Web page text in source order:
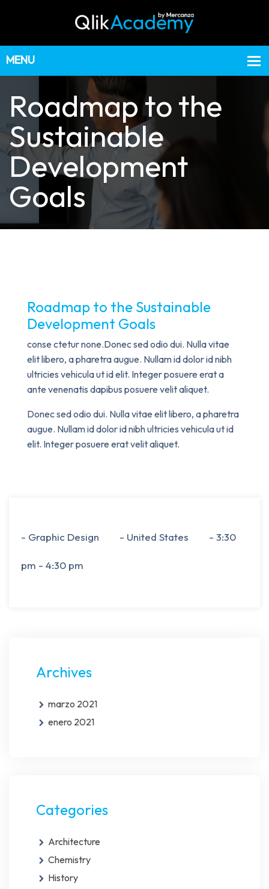
Roadmap to the
Sustainable
Development
Goals
Roadmap to the Sustainable
Development Goals
conse ctetur none.Donec sed odio dui. Nulla vitae
elit libero, a pharetra augue. Nullam id dolor id nibh
ultricies vehicula ut id elit. Integer posuere erat a
ante venenatis dapibus posuere velit aliquet.
Donec sed odio dui. Nulla vitae elit libero, a pharetra
augue. Nullam id dolor id nibh ultricies vehicula ut id
elit. Integer posuere erat velit aliquet.
- Graphic Design - United States - 3:30
pm - 4:30 pm
Archives
marzo 2021
enero 2021
Categories
Architecture
Chemistry
History